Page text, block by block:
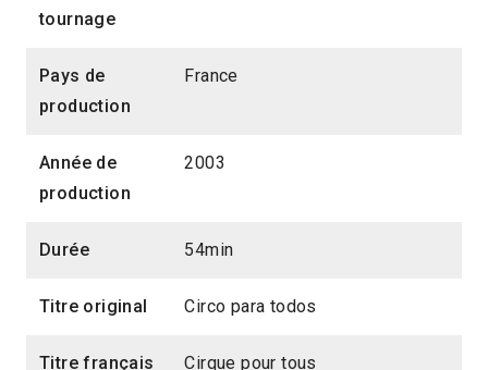
tournage
Pays de
production
France
Année de
production
2003
Durée 54min
Titre original Circo para todos
Titre français Cirque pour tous